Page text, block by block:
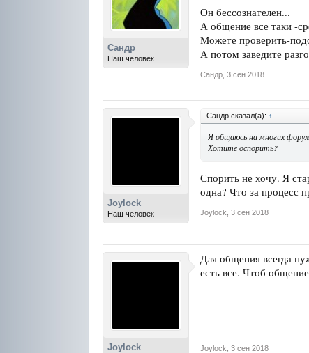
Сандр
Наш человек
Он бессознателен...
А общение все таки -
Можете проверить-
А потом заведите
Сандр 3 сен 2018
Joylock
Наш человек
Сандр сказал(а): ↑
Я общаюсь на многих
Хотите оспорить?
Спорить не хочу. Я
одна? Что за процесс
Joylock 3 сен 2018
Joylock
Для общения всегда
есть все. Чтоб
Joylock 3 сен 2018